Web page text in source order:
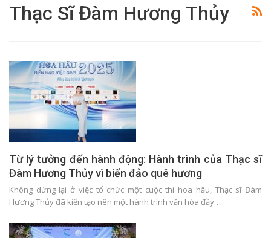
Thạc Sĩ Đàm Hương Thủy
Từ lý tưởng đến hành động: Hành trình của Thạc sĩ
Đàm Hương Thủy vì biển đảo quê hương
Không dừng lại ở việc tổ chức một cuộc thi hoa hậu, Thạc sĩ Đàm
Hương Thủy đã kiến tạo nên một hành trình văn hóa đầy…